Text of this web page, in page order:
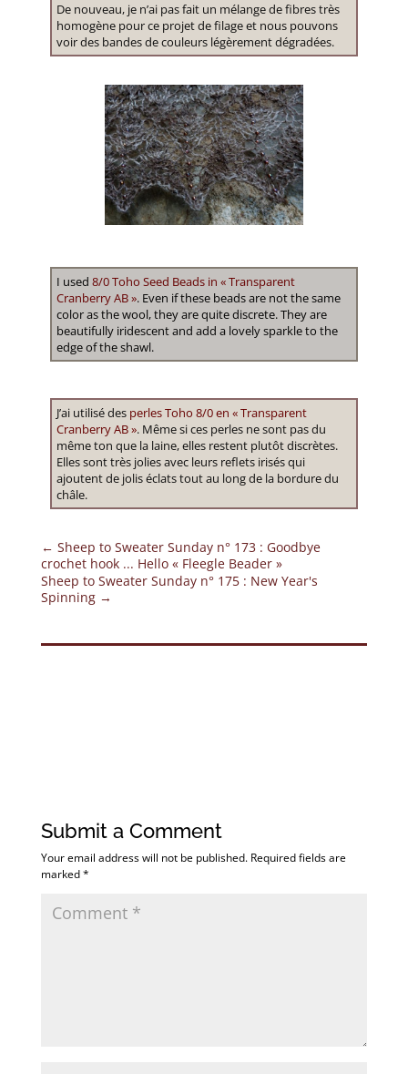
De nouveau, je n’ai pas fait un mélange de fibres très
homogène pour ce projet de filage et nous pouvons
voir des bandes de couleurs légèrement dégradées.
I used 8/0 Toho Seed Beads in « Transparent
Cranberry AB ». Even if these beads are not the same
color as the wool, they are quite discrete. They are
beautifully iridescent and add a lovely sparkle to the
edge of the shawl.
J’ai utilisé des perles Toho 8/0 en « Transparent
Cranberry AB ». Même si ces perles ne sont pas du
même ton que la laine, elles restent plutôt discrètes.
Elles sont très jolies avec leurs reflets irisés qui
ajoutent de jolis éclats tout au long de la bordure du
châle.
← Sheep to Sweater Sunday n° 173 : Goodbye
crochet hook ... Hello « Fleegle Beader »
Sheep to Sweater Sunday n° 175 : New Year's
Spinning→
Submit a Comment
Your email address will not be published. Required fields are
marked*